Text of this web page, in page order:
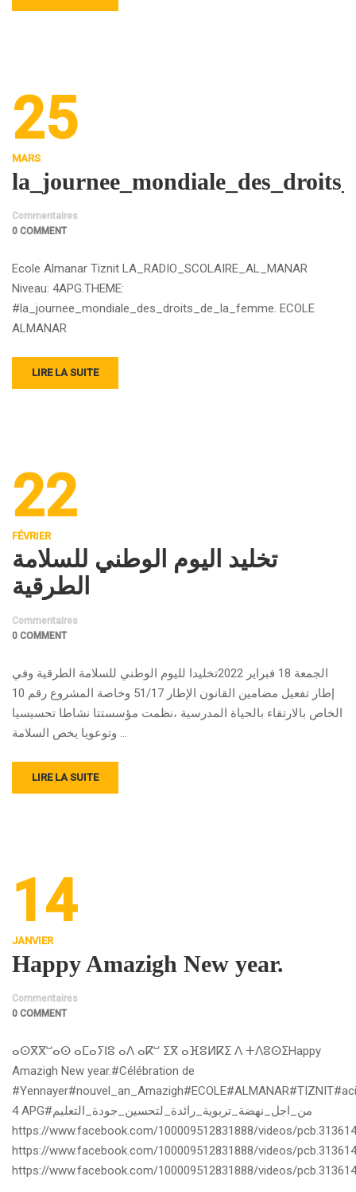
25
MARS
Commentaires
0 COMMENT
Ecole Almanar Tiznit LA_RADIO_SCOLAIRE_AL_MANAR
Niveau: 4APG.THEME:
#la_journee_mondiale_des_droits_de_la_femme. ECOLE
ALMANAR
LIRE LA SUITE
22
FÉVRIER
تخليد اليوم الوطني للسلامة
الطرقية
Commentaires
0 COMMENT
الجمعة 18 فبراير 2022تخليدا لليوم الوطني للسلامة الطرقية وفي
إطار تفعيل مضامين القانون الإطار 51/17 وخاصة المشروع رقم 10
الخاص بالارتقاء بالحياة المدرسية ،نظمت مؤسستتا نشاطا تحسيسيا
وتوعويا يخص السلامة …
LIRE LA SUITE
14
JANVIER
Happy Amazigh New year.
Commentaires
0 COMMENT
ⴰⵙⴳⴳⵯⴰⵙ ⴰⵎⴰⵢⵏⵓ ⴰⴷ ⴰⴽⵯ ⵉⴳ ⴰⴼⵓⵍⴽⵉ ⴷ ⵜⴷⵓⵙⵉHappy
Amazigh New year.#Célébration de
4 APG#من_اجل_نهضة_تربوية_رائدة_لتحسين_جودة_التعليم
https://www.facebook.com/100009512831888/videos/
https://www.facebook.com/100009512831888/videos/
https://www.facebook.com/100009512831888/videos/